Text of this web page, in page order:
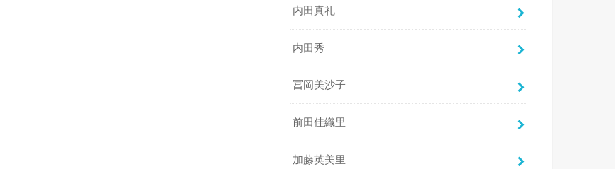
内田真礼
内田秀
冨岡美沙子
前田佳織里
加藤英美里